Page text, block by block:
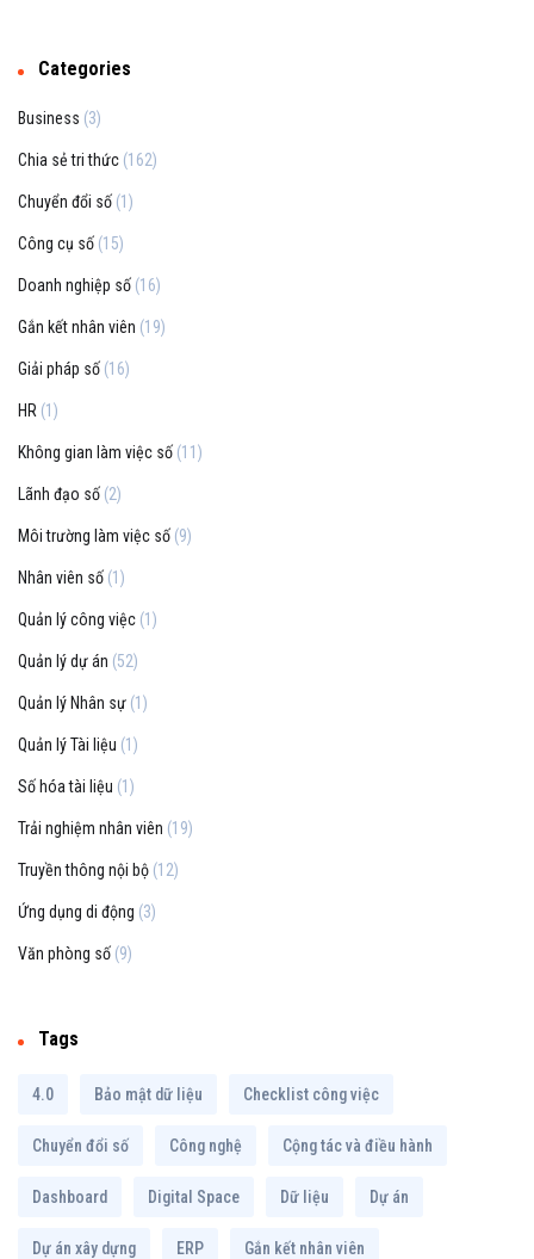
Categories
Business (3)
Chia sẻ tri thức (162)
Chuyển đổi số (1)
Công cụ số (15)
Doanh nghiệp số (16)
Gắn kết nhân viên (19)
Giải pháp số (16)
HR (1)
Không gian làm việc số (11)
Lãnh đạo số (2)
Môi trường làm việc số (9)
Nhân viên số (1)
Quản lý công việc (1)
Quản lý dự án (52)
Quản lý Nhân sự (1)
Quản lý Tài liệu (1)
Số hóa tài liệu (1)
Trải nghiệm nhân viên (19)
Truyền thông nội bộ (12)
Ứng dụng di động (3)
Văn phòng số (9)
Tags
4.0 Bảo mật dữ liệu Checklist công việc
Chuyển đổi số Công nghệ Cộng tác và điều hành
Dashboard Digital Space Dữ liệu Dự án
Dự án xây dựng ERP Gắn kết nhân viên